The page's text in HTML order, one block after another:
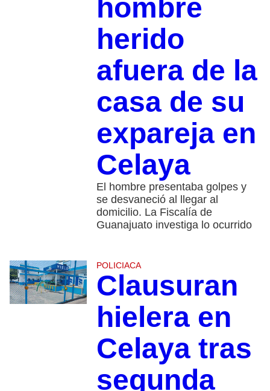
hombre
herido
afuera de la
casa de su
expareja en
Celaya
El hombre presentaba golpes y
se desvaneció al llegar al
domicilio. La Fiscalía de
Guanajuato investiga lo ocurrido
POLICIACA
Clausuran
hielera en
Celaya tras
segunda